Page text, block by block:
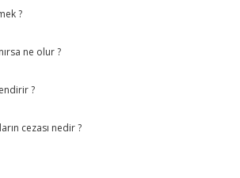
?
ne olur ?
?
cezası nedir ?